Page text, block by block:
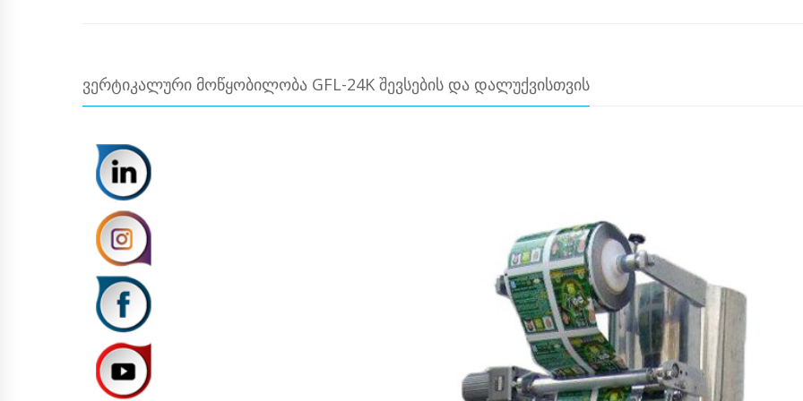
ᲕᲔᲠᲢᲘᲙᲐᲚᲣᲠᲘ ᲛᲝᲬᲧᲝᲑᲘᲚᲝᲑᲐ GFL-24K ᲨᲔᲕᲡᲔᲑᲘᲡ ᲓᲐ ᲓᲐᲚᲣᲥᲕᲘᲡᲗᲕᲘᲡ